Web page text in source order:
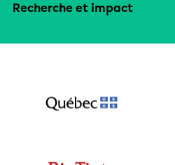
Recherche et impact